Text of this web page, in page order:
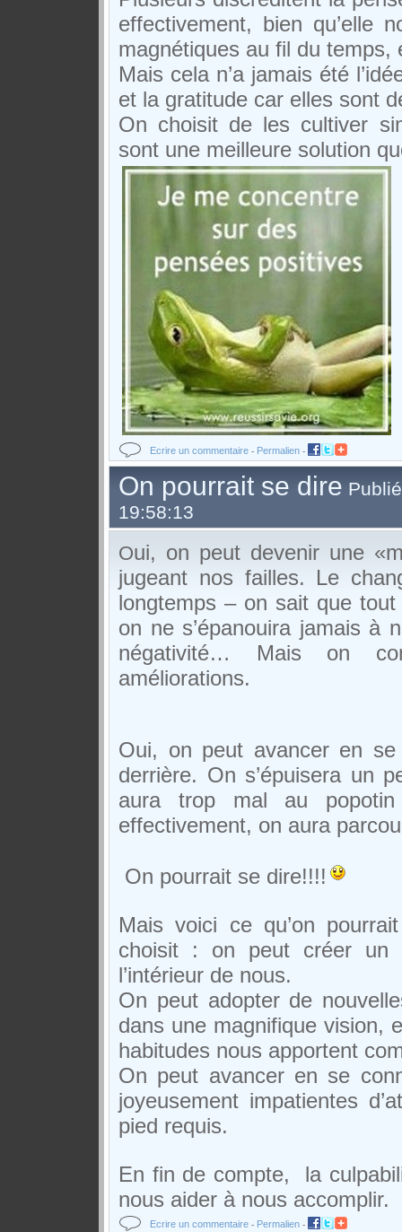
effectivement, bien qu’elle
magnétiques au fil du
Mais cela n’a jamais été
et la gratitude car elles sont
On choisit de les cultiver
sont une meilleure solution
Ecrire un commentaire - Permalien -
On pourrait se dire
19:58:13
Oui, on peut devenir une
jugeant nos failles. Le
longtemps – on sait que
on ne s’épanouira jamais à
négativité… Mais on
améliorations.
Oui, on peut avancer en
derrière. On s’épuisera un
aura trop mal au
effectivement, on aura
On pourrait se dire!!!!
Mais voici ce qu’on
choisit : on peut créer un
l’intérieur de nous.
On peut adopter de
dans une magnifique vision,
habitudes nous apportent
On peut avancer en se
joyeusement impatientes
pied requis.
En fin de compte, la
nous aider à nous accomplir.
Ecrire un commentaire - Permalien -